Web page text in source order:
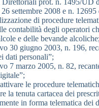
prot. n. 1495/UD
settembre 2008 e n. 12695
di procedure
contabilità degli operatori
e delle bevande alcoliche;
30 giugno 2003, n. 196,
dati personali”;
7 marzo 2005, n. 82,
le procedure
la tenuta cartacea dei
in forma telematica dei